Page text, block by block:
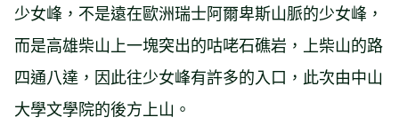
【南投】立鷹山O型走
少女峰，不是遠在歐洲瑞士阿爾卑斯山脈的少女峰，
而是高雄柴山上一塊突出的咕咾石礁岩，上柴山的路
四通八達，因此往少女峰有許多的入口，此次由中山
大學文學院的後方上山。